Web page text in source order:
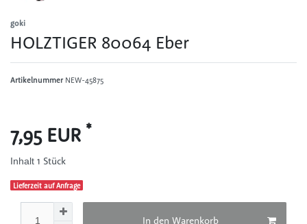
goki
HOLZTIGER 80064 Eber
Artikelnummer NEW-45875
7,95 EUR *
Inhalt 1 Stück
Lieferzeit auf Anfrage
In den Warenkorb